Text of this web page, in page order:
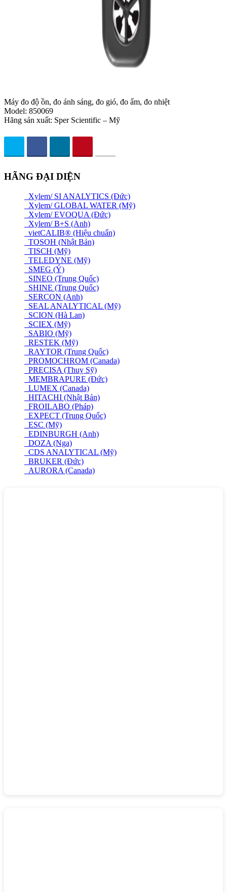
Máy đo độ ồn, đo ánh sáng, đo gió, đo ẩm, đo nhiệt
Model: 850069
Hãng sản xuất: Sper Scientific – Mỹ
HÃNG ĐẠI DIỆN
Xylem/ SI ANALYTICS (Đức)
Xylem/ GLOBAL WATER (Mỹ)
Xylem/ EVOQUA (Đức)
Xylem/ B+S (Anh)
vietCALIB® (Hiệu chuẩn)
TOSOH (Nhật Bản)
TISCH (Mỹ)
TELEDYNE (Mỹ)
SMEG (Ý)
SINEO (Trung Quốc)
SHINE (Trung Quốc)
SERCON (Anh)
SEAL ANALYTICAL (Mỹ)
SCION (Hà Lan)
SCIEX (Mỹ)
SABIO (Mỹ)
RESTEK (Mỹ)
RAYTOR (Trung Quốc)
PROMOCHROM (Canada)
PRECISA (Thuỵ Sỹ)
MEMBRAPURE (Đức)
LUMEX (Canada)
HITACHI (Nhật Bản)
FROILABO (Pháp)
EXPECT (Trung Quốc)
ESC (Mỹ)
EDINBURGH (Anh)
DOZA (Nga)
CDS ANALYTICAL (Mỹ)
BRUKER (Đức)
AURORA (Canada)